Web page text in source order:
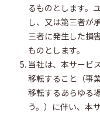
るものとします。
し、又は第三者が
三者に発生した損
ものとします。
当社は、本サービ
移転すること（事
移転するあらゆる
う。）に伴い、本